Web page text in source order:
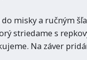
misky a ručným
striedame s
Na záver